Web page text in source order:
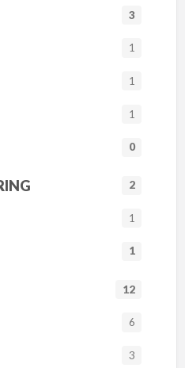
3
1
1
1
0
2
1
1
12
6
3